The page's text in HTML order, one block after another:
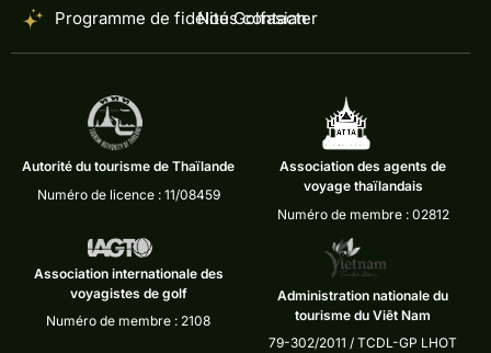
Programme de fidélité Golfasian
Nous contacter
Autorité du tourisme de Thaïlande
Numéro de licence : 11/08459
Association des agents de
voyage thaïlandais
Numéro de membre : 02812
Association internationale des
voyagistes de golf
Numéro de membre : 2108
Administration nationale du
tourisme du Viêt Nam
79-302/2011 / TCDL-GP LHOT